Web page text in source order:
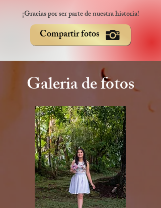
¡Gracias por ser parte de nuestra historia!
Compartir fotos
Galeria de fotos